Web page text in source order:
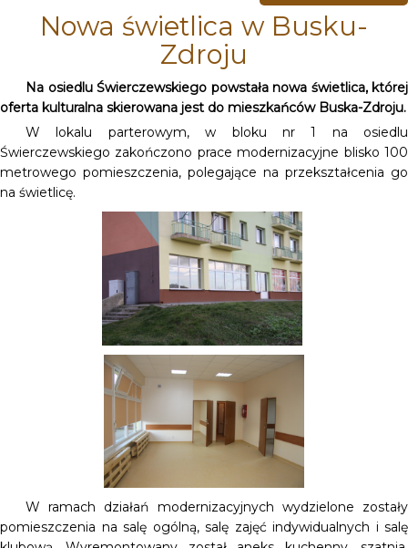
Nowa świetlica w Busku-
Zdroju
Na osiedlu Świerczewskiego powstała nowa świetlica, której
oferta kulturalna skierowana jest do mieszkańców Buska-Zdroju.
W lokalu parterowym, w bloku nr 1 na osiedlu
Świerczewskiego zakończono prace modernizacyjne blisko 100
metrowego pomieszczenia, polegające na przekształcenia go
na świetlicę.
W ramach działań modernizacyjnych wydzielone zostały
pomieszczenia na salę ogólną, salę zajęć indywidualnych i salę